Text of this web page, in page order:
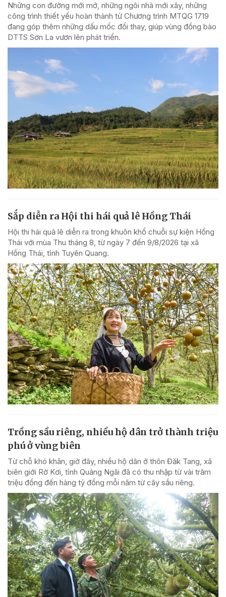
Những con đường mới mở, những ngôi nhà mới xây, những
công trình thiết yếu hoàn thành từ Chương trình MTQG 1719
đang góp thêm những dấu mốc đổi thay, giúp vùng đồng bào
DTTS Sơn La vươn lên phát triển.
Sắp diễn ra Hội thi hái quả lê Hồng Thái
Hội thi hái quả lê diễn ra trong khuôn khổ chuỗi sự kiện Hồng
Thái với mùa Thu tháng 8, từ ngày 7 đến 9/8/2026 tại xã
Hồng Thái, tỉnh Tuyên Quang.
Trồng sầu riêng, nhiều hộ dân trở thành triệu
phú ở vùng biên
Từ chỗ khó khăn, giờ đây, nhiều hộ dân ở thôn Đăk Tang, xã
biên giới Rờ Kơi, tỉnh Quảng Ngãi đã có thu nhập từ vài trăm
triệu đồng đến hàng tỷ đồng mỗi năm từ cây sầu riêng.